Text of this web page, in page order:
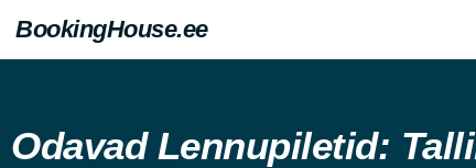
BookingHouse.ee
Odavad Lennupiletid: